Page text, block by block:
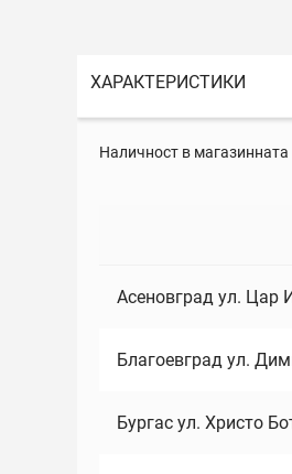
ХАРАКТЕРИСТИКИ
Наличност в
Асеновград ул. Цар
Благоевград ул.
Бургас ул. Христо